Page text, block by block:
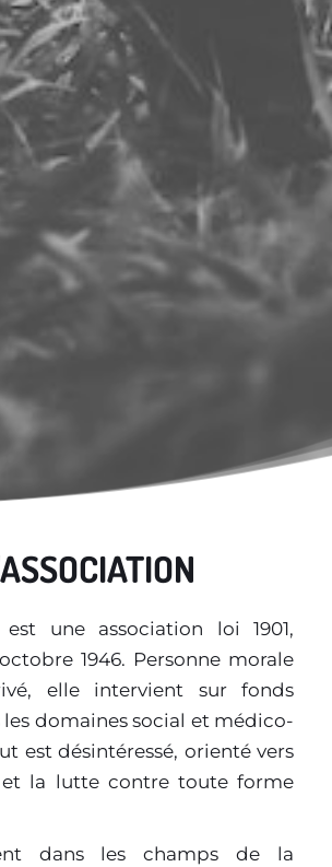
est une association loi 1901,
1946. Personne morale
elle intervient sur fonds
domaines social et médico-
est désintéressé, orienté vers
la lutte contre toute forme
dans les champs de la